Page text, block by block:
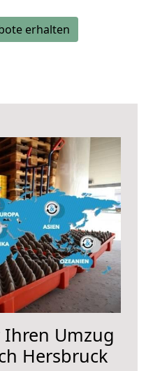
erhalten
Ihren Umzug
Hersbruck